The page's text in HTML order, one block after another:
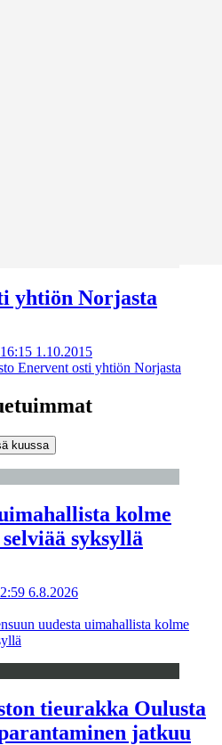
yhtiön Norjasta
1.10.2015
Enervent osti yhtiön Norjasta
kuussa
kolme
syksyllä
6.8.2026
uudesta uimahallista kolme
tieurakka Oulusta
jatkuu